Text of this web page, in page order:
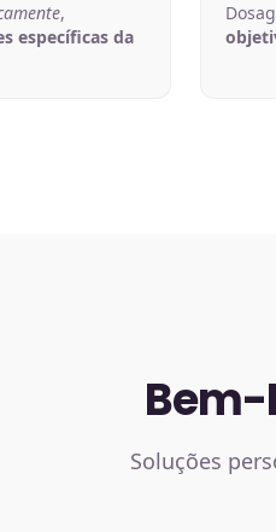
,
específicas da
Bem-
Soluções